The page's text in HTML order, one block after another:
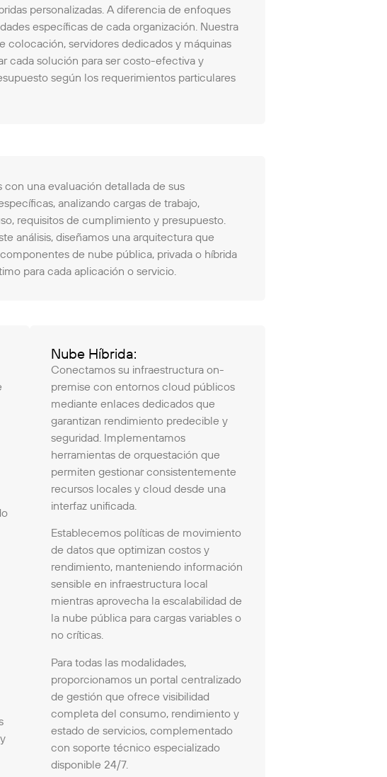
personalizadas. A diferencia de enfoques
específicas de cada organización. Nuestra
servidores dedicados y máquinas
cada solución para ser costo-efectiva y
según los requerimientos particulares
con una evaluación detallada de sus
analizando cargas de trabajo,
requisitos de cumplimiento y presupuesto.
análisis, diseñamos una arquitectura que
de nube pública, privada o híbrida
para cada aplicación o servicio.
Nube Híbrida:
Conectamos su infraestructura on-
premise con entornos cloud públicos
mediante enlaces dedicados que
garantizan rendimiento predecible y
seguridad. Implementamos
herramientas de orquestación que
permiten gestionar consistentemente
recursos locales y cloud desde una
interfaz unificada.
Establecemos políticas de movimiento
de datos que optimizan costos y
rendimiento, manteniendo información
sensible en infraestructura local
mientras aprovecha la escalabilidad de
la nube pública para cargas variables o
no críticas.
Para todas las modalidades,
proporcionamos un portal centralizado
de gestión que ofrece visibilidad
completa del consumo, rendimiento y
estado de servicios, complementado
con soporte técnico especializado
disponible 24/7.